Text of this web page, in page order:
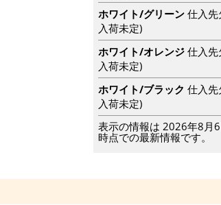
ホワイト/グリーン 仕入先
入荷未定)
ホワイト/オレンジ 仕入先
入荷未定)
ホワイト/ブラック 仕入先
入荷未定)
表示の情報は 2026年8月
時点での最新情報です。